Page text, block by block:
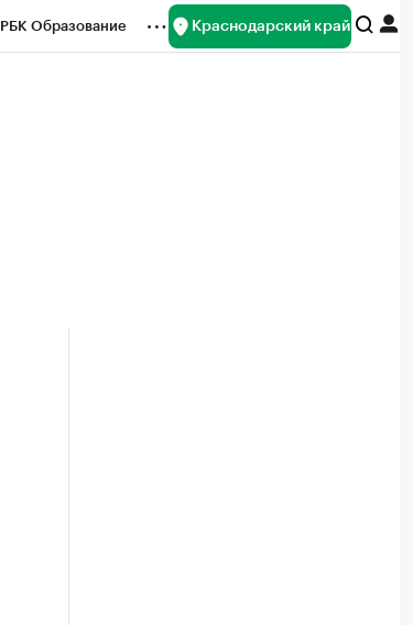
РБК Образование Краснодарский край